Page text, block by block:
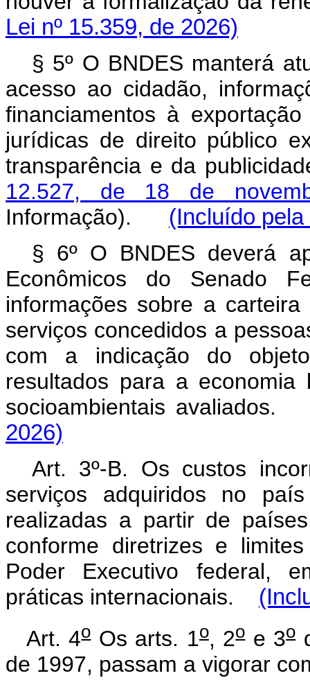
Lei nº 15.359, de 2026)
§ 5º O BNDES manterá
acesso ao cidadão,
financiamentos à
jurídicas de direito público
transparência e da
12.527, de 18 de
Informação). (Incluído pela
§ 6º O BNDES deverá
Econômicos do Senado
informações sobre a
serviços concedidos a
com a indicação do
resultados para a economia
socioambientais
2026)
Art. 3º-B. Os custos
serviços adquiridos no
realizadas a partir de
conforme diretrizes e
Poder Executivo federal,
práticas internacionais.
Art. 4oOs arts. 1o, 2oe 3o
de 1997, passam a vigorar